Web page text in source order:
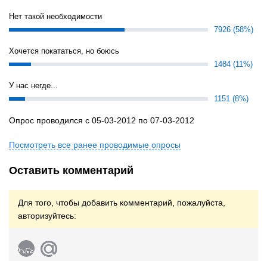
Нет такой необходимости
7926 (58%)
Хочется покататься, но боюсь
1484 (11%)
У нас негде...
1151 (8%)
Опрос проводился с 05-03-2012 по 07-03-2012
Посмотреть все ранее проводимые опросы
Оставить комментарий
Для того, чтобы добавить комментарий, пожалуйста,
авторизуйтесь: